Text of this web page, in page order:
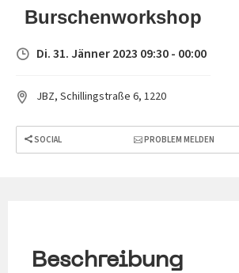
Burschenworkshop
Di. 31. Jänner 2023 09:30 - 00:00
JBZ, Schillingstraße 6, 1220
SOCIAL PROBLEM MELDEN
Beschreibung